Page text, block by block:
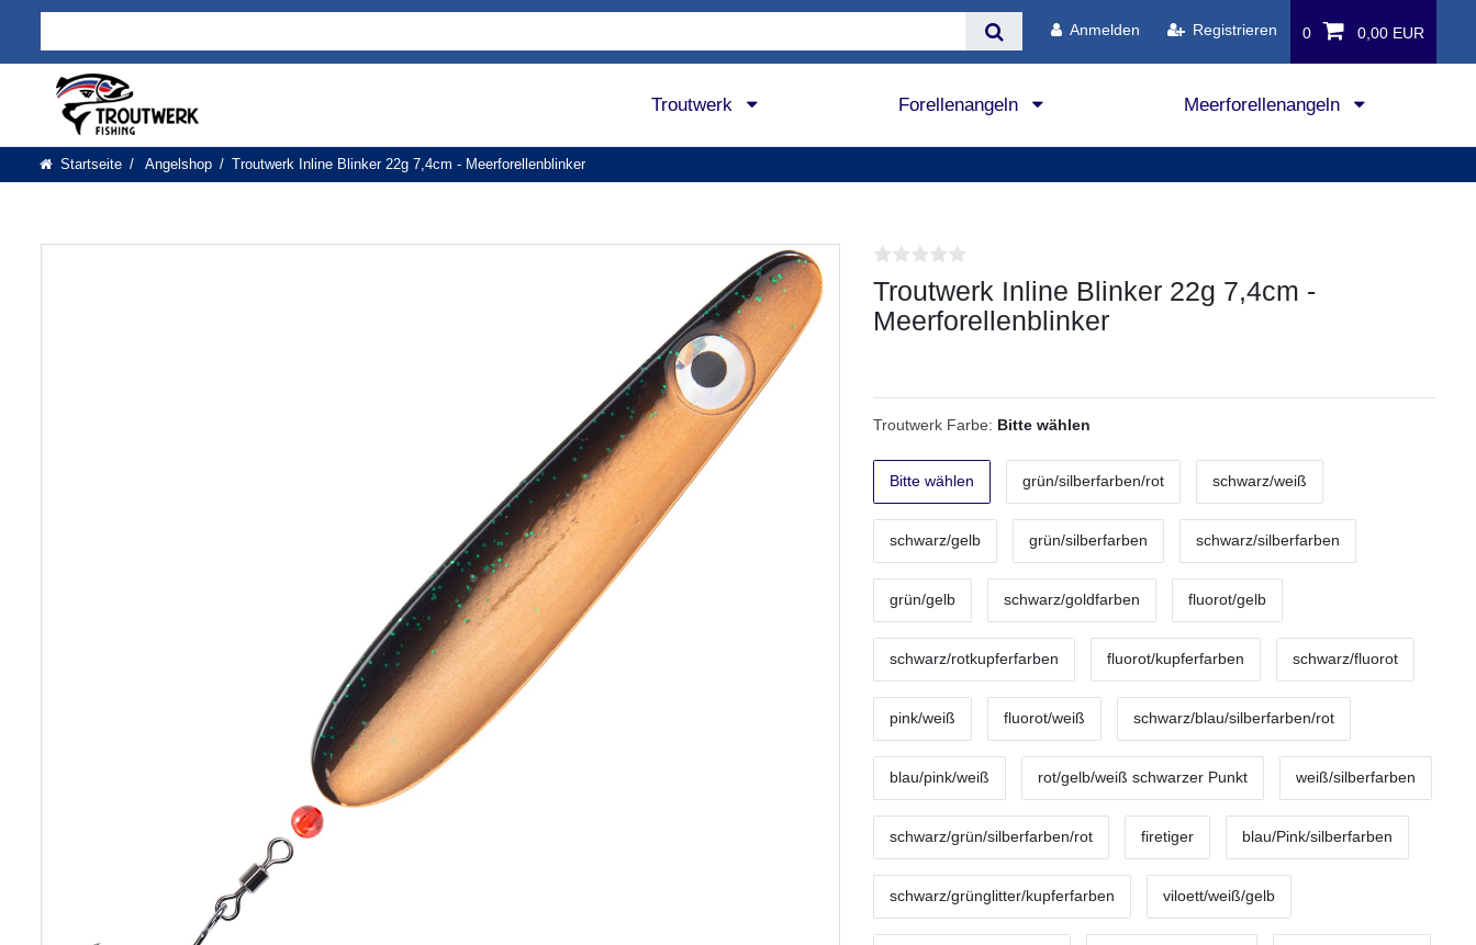
Anmelden Registrieren 0 0,00 EUR
Troutwerk Forellenangeln Meerforellenangeln
Startseite Angelshop Troutwerk Inline Blinker 22g 7,4cm - Meerforellenblinker
Troutwerk Inline Blinker 22g 7,4cm -
Meerforellenblinker
Troutwerk Farbe: Bitte wählen
Bitte wählen grün/silberfarben/rot schwarz/weiß
schwarz/gelb grün/silberfarben schwarz/silberfarben
grün/gelb schwarz/goldfarben fluorot/gelb
schwarz/rotkupferfarben fluorot/kupferfarben schwarz/fluorot
pink/weiß fluorot/weiß schwarz/blau/silberfarben/rot
blau/pink/weiß rot/gelb/weiß schwarzer Punkt weiß/silberfarben
schwarz/grün/silberfarben/rot firetiger blau/Pink/silberfarben
schwarz/grünglitter/kupferfarben viloett/weiß/gelb